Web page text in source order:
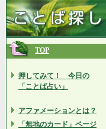
TOP
押してみて！ 今日の
「ことば占い」
アファメーションとは？
「無地のカード」ページ